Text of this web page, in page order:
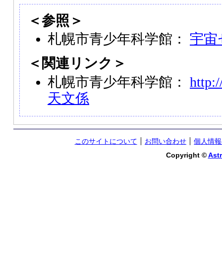
＜参照＞
札幌市青少年科学館： 宇宙
＜関連リンク＞
札幌市青少年科学館：
天文係
このサイトについて お問い合わせ
個人情
Copyright ©